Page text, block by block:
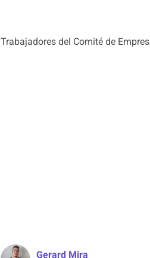
Trabajadores del Comité de
Gerard Mira